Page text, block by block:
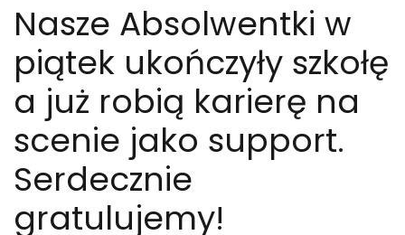
Nasze Absolwentki w
piątek ukończyły szkołę
a już robią karierę na
scenie jako support.
Serdecznie
gratulujemy!